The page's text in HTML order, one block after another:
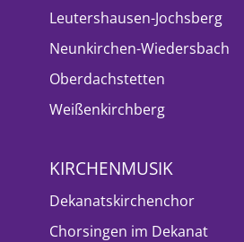
Leutershausen-Jochsberg
Neunkirchen-Wiedersbach
Oberdachstetten
Weißenkirchberg
KIRCHENMUSIK
Dekanatskirchenchor
Chorsingen im Dekanat